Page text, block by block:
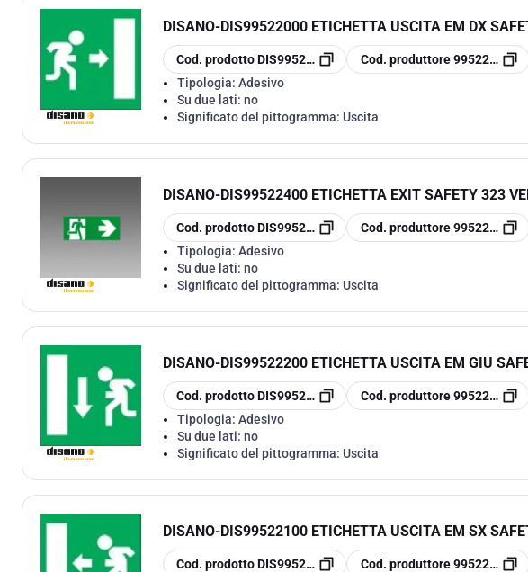
DISANO-DIS99522000 ETICHETTA USCITA EM DX
copia
Cod. prodottoDIS99522000 copiaCod. produttore 99522000
Tipologia: Adesivo
Su due lati: no
Significato del pittogramma: Uscita
DISANO-DIS99522400 ETICHETTA EXIT SAFETY 323
copia
Cod. prodottoDIS99522400 copiaCod. produttore 99522400
Tipologia: Adesivo
Su due lati: no
Significato del pittogramma: Uscita
DISANO-DIS99522200 ETICHETTA USCITA EM GIU
copia
Cod. prodottoDIS99522200 copiaCod. produttore 99522200
Tipologia: Adesivo
Su due lati: no
Significato del pittogramma: Uscita
DISANO-DIS99522100 ETICHETTA USCITA EM SX
copia
Cod. prodottoDIS99522100 copiaCod. produttore 99522100